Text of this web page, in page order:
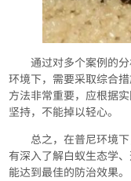
通过对多个案例的
环境下，需要采取综合
方法非常重要，应根据
坚持，不能掉以轻心。
总之，在普尼环境
有深入了解白蚁生态学
能达到最佳的防治效果。